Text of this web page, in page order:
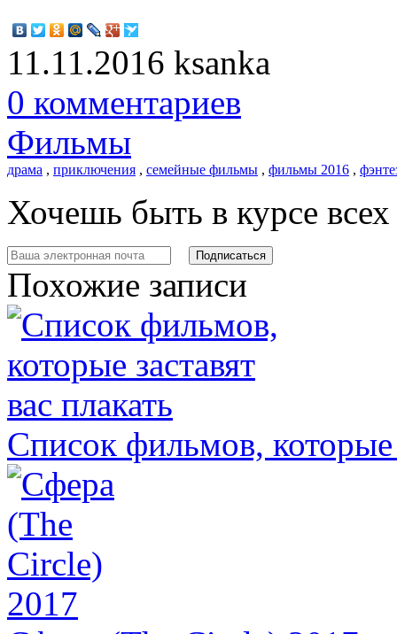
11.11.2016 ksanka
0 комментариев
Фильмы
драма , приключения , семейные фильмы , фильмы 2016 ,
Хочешь быть в курсе
Похожие записи
Список фильмов, которые